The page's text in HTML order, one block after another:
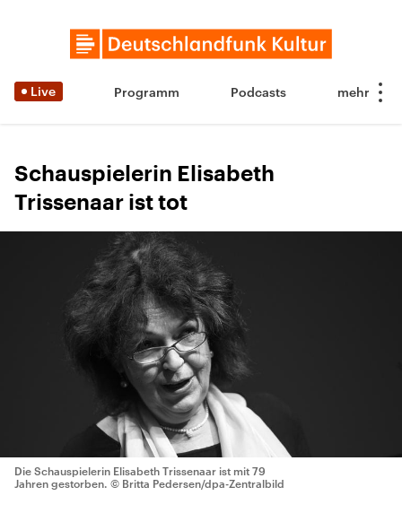
Live Programm Podcasts
Schauspielerin Elisabeth
Trissenaar ist tot
Die Schauspielerin Elisabeth Trissenaar ist mit 79
Jahren gestorben. © Britta Pedersen/dpa-Zentralbild